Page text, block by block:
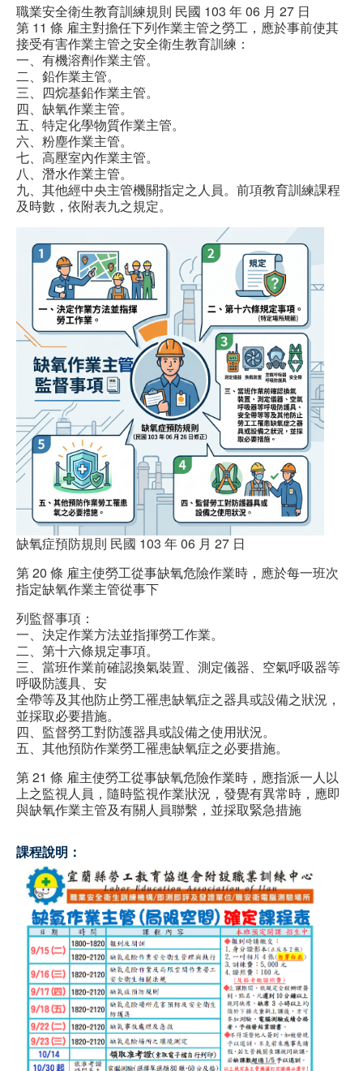
職業安全衛生教育訓練規則 民國 103 年 06 月 27 日
第 11 條 雇主對擔任下列作業主管之勞工，應於事前使其
接受有害作業主管之安全衛生教育訓練：
一、有機溶劑作業主管。
二、鉛作業主管。
三、四烷基鉛作業主管。
四、缺氧作業主管。
五、特定化學物質作業主管。
六、粉塵作業主管。
七、高壓室內作業主管。
八、潛水作業主管。
九、其他經中央主管機關指定之人員。前項教育訓練課程
及時數，依附表九之規定。
缺氧症預防規則 民國 103 年 06 月 27 日
第 20 條 雇主使勞工從事缺氧危險作業時，應於每一班次
指定缺氧作業主管從事下
列監督事項：
一、決定作業方法並指揮勞工作業。
二、第十六條規定事項。
三、當班作業前確認換氣裝置、測定儀器、空氣呼吸器等
呼吸防護具、安
全帶等及其他防止勞工罹患缺氧症之器具或設備之狀況，
並採取必要措施。
四、監督勞工對防護器具或設備之使用狀況。
五、其他預防作業勞工罹患缺氧症之必要措施。
第 21 條 雇主使勞工從事缺氧危險作業時，應指派一人以
上之監視人員，隨時監視作業狀況，發覺有異常時，應即
與缺氧作業主管及有關人員聯繫，並採取緊急措施
課程說明：